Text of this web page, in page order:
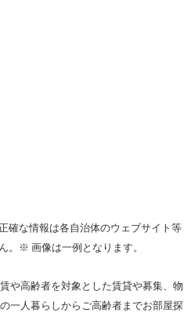
確な情報は各自治体のウェブサイト等
。※ 画像は一例となります。
や高齢者を対象とした賃貸や募集、物
一人暮らしからご高齢者までお部屋探